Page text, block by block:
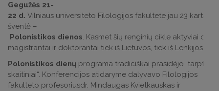
Gegužės 21-
22 d. Vilniaus universiteto Filologijos fakultete jau 23 kartą
šventė –
Polonistikos dienos. Kasmet šių renginių cikle aktyviai
magistrantai ir doktorantai tiek iš Lietuvos, tiek iš Lenkijos.
Polonistikos dienų programa tradiciškai prasidėjo
skaitiniai“. Konferencijos atidaryme dalyvavo Filologijos
fakulteto profesoriusdr. Mindaugas Kvietkauskas ir